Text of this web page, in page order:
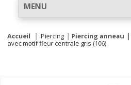
MENU
Accueil Piercing Piercing anneau
avec motif fleur centrale gris (106)